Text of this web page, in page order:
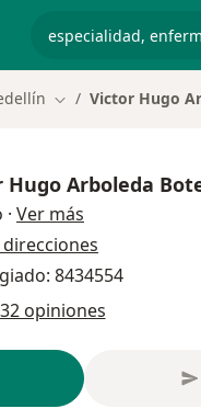
Cambiar de ciudad
Victor Hugo
Hugo Arboleda
· Ver más
direcciones
8434554
32 opiniones